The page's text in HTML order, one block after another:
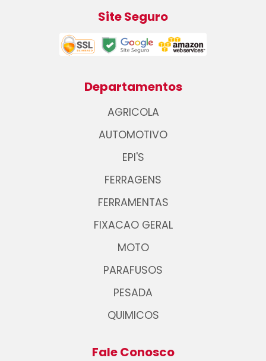
Site Seguro
Departamentos
AGRICOLA
AUTOMOTIVO
EPI'S
FERRAGENS
FERRAMENTAS
FIXACAO GERAL
MOTO
PARAFUSOS
PESADA
QUIMICOS
Fale Conosco